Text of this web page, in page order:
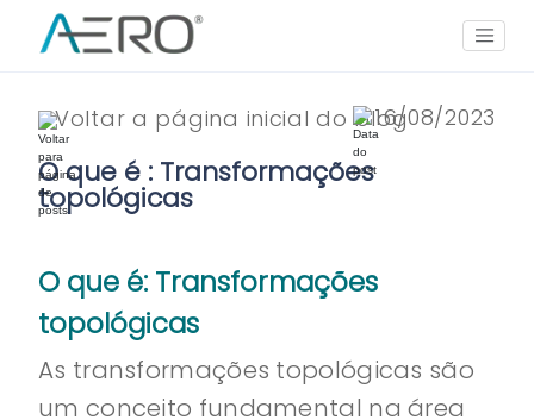
16/08/2023
Voltar a página inicial do blog
O que é : Transformações
topológicas
O que é: Transformações
topológicas
As transformações topológicas são
um conceito fundamental na área